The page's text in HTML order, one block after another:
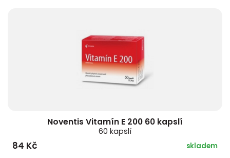
Noventis Vitamín E 200 60 kapslí
60 kapslí
84 Kč skladem